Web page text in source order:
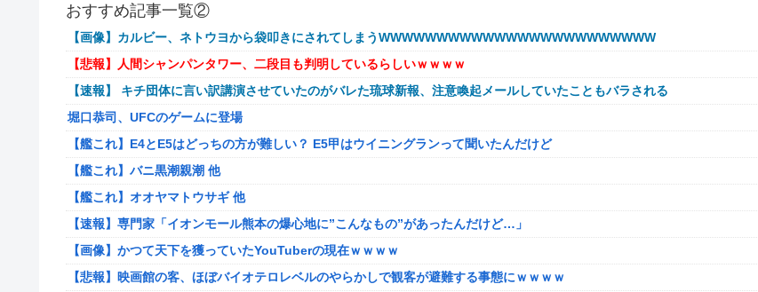
【速報】ルフィの幹部、懲役20年に決定する←コレは妥当か？？？？？？？
【NGS】ルーサー緊急、新武器、東方コラボ、EXレベル40… 8/5はアップデート盛り沢山！？貴様ら何から始める？( •᷄ὤ•᷅ )
ヨーロッパが右翼政党の党員から銀行口座を作る権利を剥奪、そのせいで皮肉すぎる展開に突入しており……
【ウマ娘】ケンタ？のシオン
韓国人「海上自衛隊護衛艦ちょうかいによるトマホーク巡航ミサイルの実射試験に韓国人が衝撃！」→「着々と進む最新鋭の
防衛装備‥」
【画像】かつて天下を獲っていたYouTuberの現在ｗｗｗｗ
【悲報】コレコレ、月収1億円ｗｗｗそりゃ外出るのにボディガードつけるわ…
【悲報】福岡の電車、完全にやらかす。構内アナウンスでド下ネタを連発するｗｗｗｗｗ
【悲報】有名漫画家、がんを公表「大腸癌になってしまいました。肝臓に転移も見られてステージ4です」
【画像】 AI「写真の背景削除？ガンプラの箱追加しといてあげよ????」
おすすめ記事一覧②
【画像】カルビー、ネトウヨから袋叩きにされてしまうWWWWWWWWWWWWWWWWWWWWWWWW
【悲報】人間シャンパンタワー、二段目も判明しているらしいｗｗｗｗ
【速報】 キチ団体に言い訳講演させていたのがバレた琉球新報、注意喚起メールしていたこともバラされる
堀口恭司、UFCのゲームに登場
【艦これ】E4とE5はどっちの方が難しい？ E5甲はウイニングランって聞いたんだけど
【艦これ】バニ黒潮親潮 他
【艦これ】オオヤマトウサギ 他
【速報】専門家「イオンモール熊本の爆心地に”こんなもの”があったんだけど…」
【画像】かつて天下を獲っていたYouTuberの現在ｗｗｗｗ
【悲報】映画館の客、ほぼバイオテロレベルのやらかしで観客が避難する事態にｗｗｗｗ